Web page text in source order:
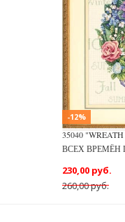
-12%
35040
ВСЕХ ВРЕМЁН
260,00 руб.
230,00 руб.